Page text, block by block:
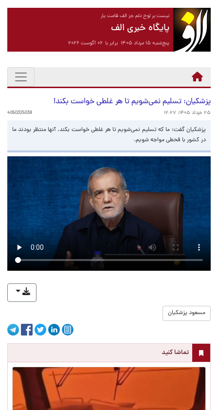
نیست بر لوح دلم جز الف قامت یار
پایگاه خبری الف
پنج‌شنبه ۱۵ مرداد ۱۴۰۵ برابر با ۰۶ آگوست ۲۰۲۶
پزشکیان: تسلیم نمی‌شویم تا هر غلطی خواست بکند!
۲۵ خرداد ۱۴۰۵، ۱۲:۲۷ 4050325038
پزشکیان گفت: ما که تسلیم نمی‌شویم تا هر غلطی خواست بکند. آنها منتظر بودند ما
در کشور با قحطی مواجه شویم.
مسعود پزشکیان
تماشا کنید